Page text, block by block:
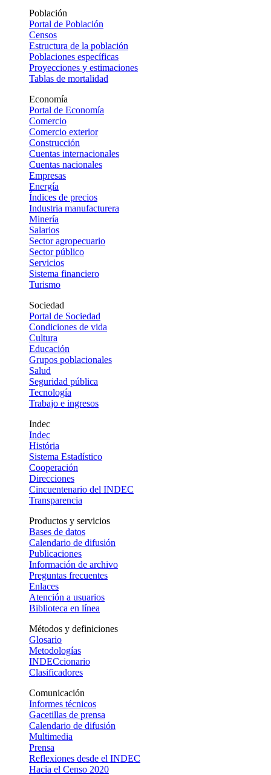
Población
Portal de Población
Censos
Estructura de la población
Poblaciones específicas
Proyecciones y estimaciones
Tablas de mortalidad
Economía
Portal de Economía
Comercio
Comercio exterior
Construcción
Cuentas internacionales
Cuentas nacionales
Empresas
Energía
Índices de precios
Industria manufacturera
Minería
Salarios
Sector agropecuario
Sector público
Servicios
Sistema financiero
Turismo
Sociedad
Portal de Sociedad
Condiciones de vida
Cultura
Educación
Grupos poblacionales
Salud
Seguridad pública
Tecnología
Trabajo e ingresos
Indec
Indec
História
Sistema Estadístico
Cooperación
Direcciones
Cincuentenario del INDEC
Transparencia
Productos y servicios
Bases de datos
Calendario de difusión
Publicaciones
Información de archivo
Preguntas frecuentes
Enlaces
Atención a usuarios
Biblioteca en línea
Métodos y definiciones
Glosario
Metodologías
INDECcionario
Clasificadores
Comunicación
Informes técnicos
Gacetillas de prensa
Calendario de difusión
Multimedia
Prensa
Reflexiones desde el INDEC
Hacia el Censo 2020